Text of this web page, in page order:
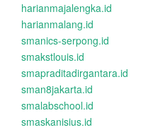
harianmajalengka.id
harianmalang.id
smanics-serpong.id
smakstlouis.id
smapraditadirgantara.id
sman8jakarta.id
smalabschool.id
smaskanisius.id